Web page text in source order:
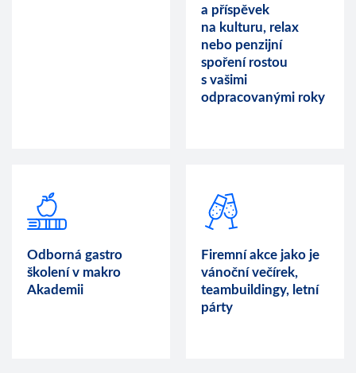
a příspěvek
na kulturu, relax
nebo penzijní
spoření rostou
s vašimi
odpracovanými roky
Odborná gastro
školení v makro
Akademii
Firemní akce jako je
vánoční večírek,
teambuildingy, letní
párty